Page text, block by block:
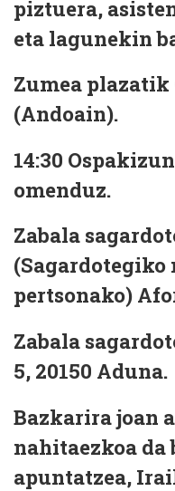
piztuera,
eta lagunekin
Zumea
(Andoain).
14:30
omenduz.
Zabala
(Sagardotegiko
pertsonako)
Zabala
5, 20150 Aduna.
Bazkarira joan
nahitaezkoa
apuntatzea,